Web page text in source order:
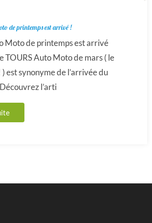
de printemps est arrivé !
Moto de printemps est arrivé
TOURS Auto Moto de mars ( le
est synonyme de l’arrivée du
l’arti